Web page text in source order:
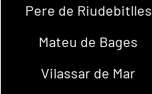
Pere de Riudebitlles
Mateu de Bages
Vilassar de Mar